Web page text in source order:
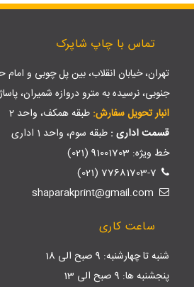
تماس با چاپ شاپرک
تهران، خیابان انقلاب، بین پل چوبی و
جنوبی، نرسیده به مترو دروازه شمیران، پاساژ
انبار تحویل سفارش: طبقه همکف، واحد 2
قسمت اداری : طبقه سوم، واحد 1 اداری
خط ویژه: 91001703 (021)
77681703-7 (021)
ساعت کاری
شنبه تا چهارشنبه: 9 صبح الی 18
پنجشنبه ها: 9 صبح الی 13